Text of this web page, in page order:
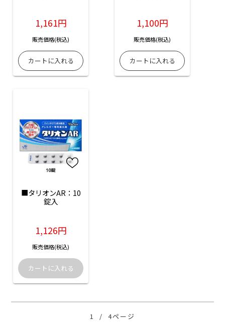
1,161円
販売価格(税込)
1,100円
販売価格(税込)
■タリオンAR：10
錠入
1,126円
販売価格(税込)
1 / 4ページ